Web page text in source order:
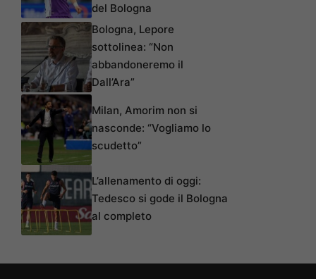
del Bologna
Bologna, Lepore
sottolinea: “Non
abbandoneremo il
Dall’Ara”
Milan, Amorim non si
nasconde: “Vogliamo lo
scudetto”
L’allenamento di oggi:
Tedesco si gode il Bologna
al completo